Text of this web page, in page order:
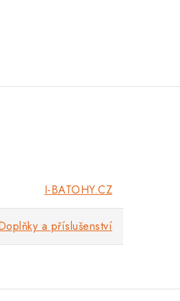
I-BATOHY.CZ
a příslušenství